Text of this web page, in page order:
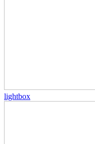
lightbox